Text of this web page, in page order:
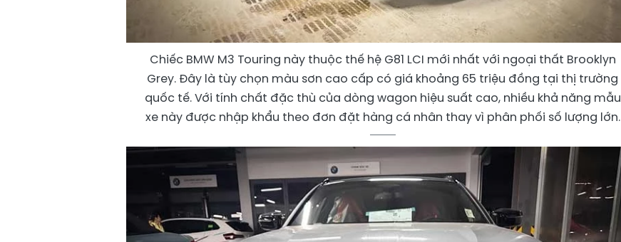
Chiếc BMW M3 Touring này thuộc thế hệ G81 LCI mới nhất với ngoại thất Brooklyn
Grey. Đây là tùy chọn màu sơn cao cấp có giá khoảng 65 triệu đồng tại thị trường
quốc tế. Với tính chất đặc thù của dòng wagon hiệu suất cao, nhiều khả năng mẫu
xe này được nhập khẩu theo đơn đặt hàng cá nhân thay vì phân phối số lượng lớn.